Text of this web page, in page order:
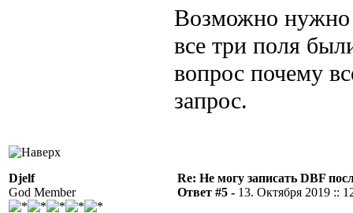
Возможно нужно
все три поля
вопрос почему
запрос.
Djelf
God Member
Re: Не могу записать DBF
Ответ #5 - 13. Октября 2019 ::